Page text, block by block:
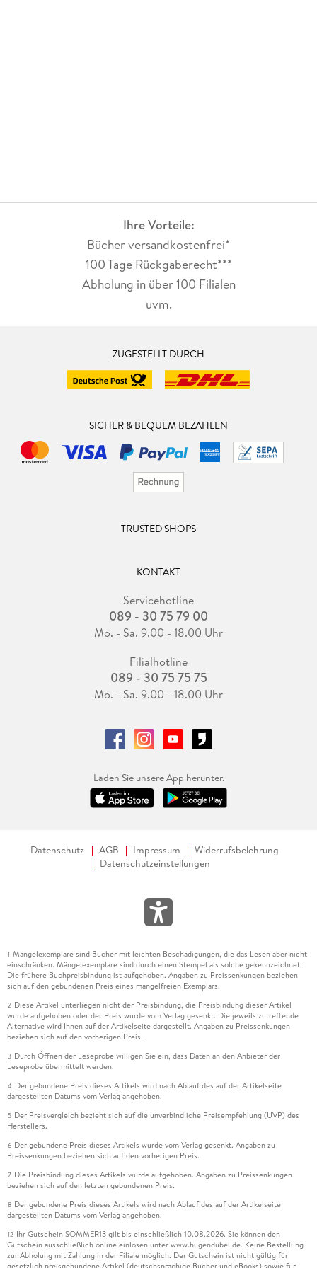
Ihre Vorteile:
Bücher versandkostenfrei*
100 Tage Rückgaberecht***
Abholung in über 100 Filialen
uvm.
ZUGESTELLT DURCH
SICHER & BEQUEM BEZAHLEN
TRUSTED SHOPS
KONTAKT
Servicehotline
089 - 30 75 79 00
Mo. - Sa. 9.00 - 18.00 Uhr
Filialhotline
089 - 30 75 75 75
Mo. - Sa. 9.00 - 18.00 Uhr
Laden Sie unsere App herunter.
Datenschutz AGB Impressum
Widerrufsbelehrung
Datenschutzeinstellungen
1 Mängelexemplare sind Bücher mit leichten Beschädigungen, die das Lesen aber nicht
einschränken. Mängelexemplare sind durch einen Stempel als solche gekennzeichnet.
Die frühere Buchpreisbindung ist aufgehoben. Angaben zu Preissenkungen beziehen
sich auf den gebundenen Preis eines mangelfreien Exemplars.
2 Diese Artikel unterliegen nicht der Preisbindung, die Preisbindung dieser Artikel
wurde aufgehoben oder der Preis wurde vom Verlag gesenkt. Die jeweils zutreffende
Alternative wird Ihnen auf der Artikelseite dargestellt. Angaben zu Preissenkungen
beziehen sich auf den vorherigen Preis.
3 Durch Öffnen der Leseprobe willigen Sie ein, dass Daten an den Anbieter der
Leseprobe übermittelt werden.
4 Der gebundene Preis dieses Artikels wird nach Ablauf des auf der Artikelseite
dargestellten Datums vom Verlag angehoben.
5 Der Preisvergleich bezieht sich auf die unverbindliche Preisempfehlung (UVP) des
Herstellers.
6 Der gebundene Preis dieses Artikels wurde vom Verlag gesenkt. Angaben zu
Preissenkungen beziehen sich auf den vorherigen Preis.
7 Die Preisbindung dieses Artikels wurde aufgehoben. Angaben zu Preissenkungen
beziehen sich auf den letzten gebundenen Preis.
8 Der gebundene Preis dieses Artikels wird nach Ablauf des auf der Artikelseite
dargestellten Datums vom Verlag angehoben.
12 Ihr Gutschein SOMMER13 gilt bis einschließlich 10.08.2026. Sie können den
Gutschein ausschließlich online einlösen unter www.hugendubel.de. Keine Bestellung
zur Abholung mit Zahlung in der Filiale möglich. Der Gutschein ist nicht gültig für